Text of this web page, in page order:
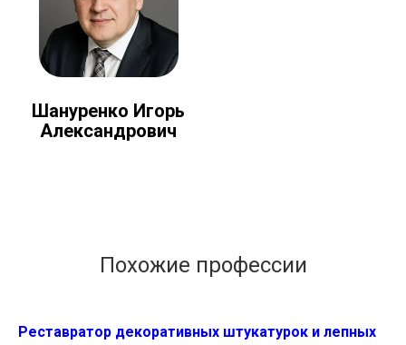
Шануренко Игорь
Александрович
Похожие профессии
Реставратор декоративных штукатурок и лепных